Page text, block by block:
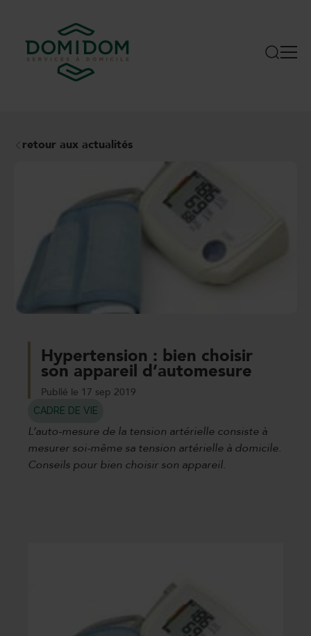
retour aux actualités
Hypertension : bien choisir
son appareil d’automesure
Publié le 17 sep 2019
CADRE DE VIE
L’auto-mesure de la tension artérielle consiste à
mesurer soi-même sa tension artérielle à domicile.
Conseils pour bien choisir son appareil.